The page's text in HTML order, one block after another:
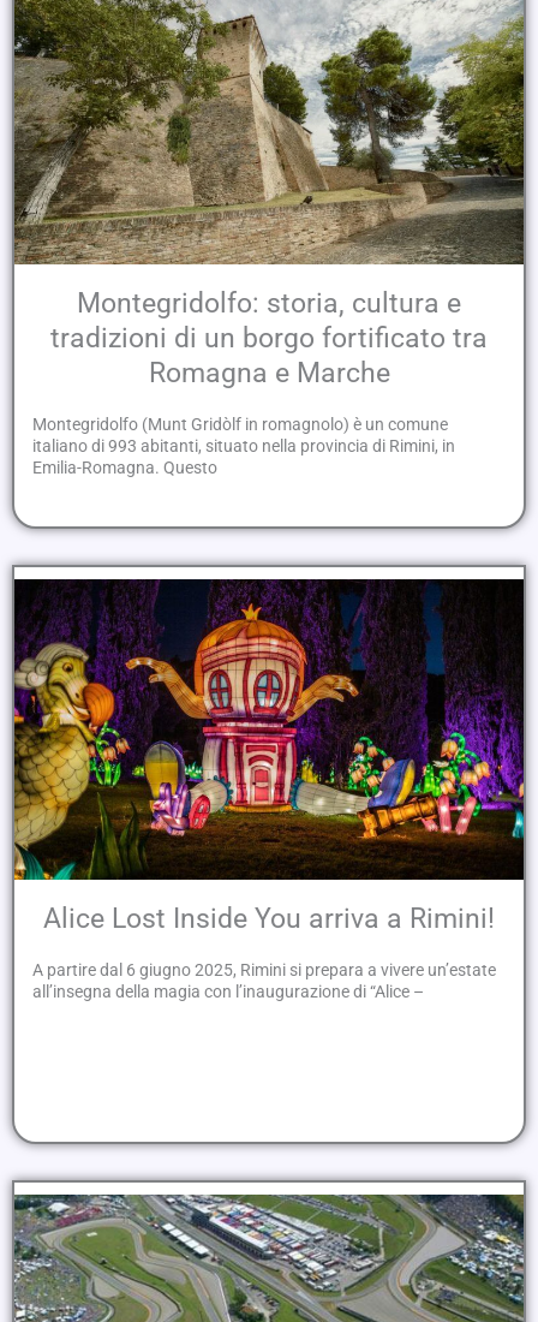
Montegridolfo: storia, cultura e
tradizioni di un borgo fortificato tra
Romagna e Marche
Montegridolfo (Munt Gridòlf in romagnolo) è un comune
italiano di 993 abitanti, situato nella provincia di Rimini, in
Emilia-Romagna. Questo
Alice Lost Inside You arriva a Rimini!
A partire dal 6 giugno 2025, Rimini si prepara a vivere un’estate
all’insegna della magia con l’inaugurazione di “Alice –